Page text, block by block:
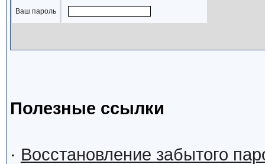
Ваш пароль
Полезные ссылки
· Восстановление забытого